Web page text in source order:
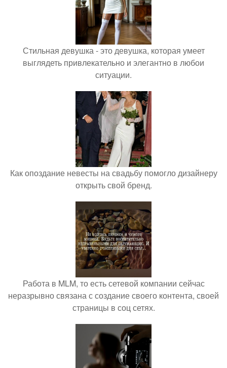
Стильная девушка - это девушка, которая умеет
выглядеть привлекательно и элегантно в любои
ситуации.
Как опоздание невесты на свадьбу помогло дизайнеру
открыть свой бренд.
Работа в MLM, то есть сетевой компании сейчас
неразрывно связана с создание своего контента, своей
страницы в соц сетях.